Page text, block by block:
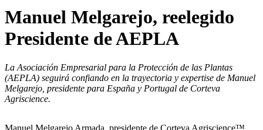
Manuel Melgarejo, reelegido
Presidente de AEPLA
La Asociación Empresarial para la Protección de las Plantas
(AEPLA) seguirá confiando en la trayectoria y expertise de Manuel
Melgarejo, presidente para España y Portugal de Corteva
Agriscience.
Manuel Melgarejo Armada, presidente de Corteva Agriscience™,